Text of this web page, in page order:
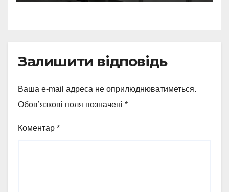
до благодійного центру
Залишити відповідь
Ваша e-mail адреса не оприлюднюватиметься.
Обов’язкові поля позначені *
Коментар *